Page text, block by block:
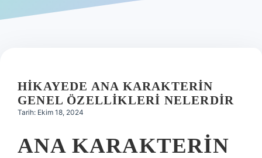
Hakkımızda
HIKAYEDE ANA KARAKTERIN
GENEL ÖZELLIKLERI NELERDIR
Tarih: Ekim 18, 2024
ANA KARAKTERIN